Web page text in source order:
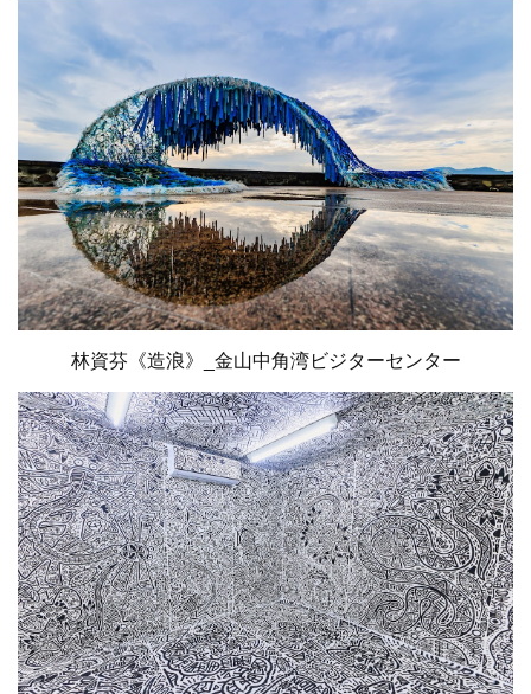
林資芬《造浪》_金山中角湾ビジターセンター